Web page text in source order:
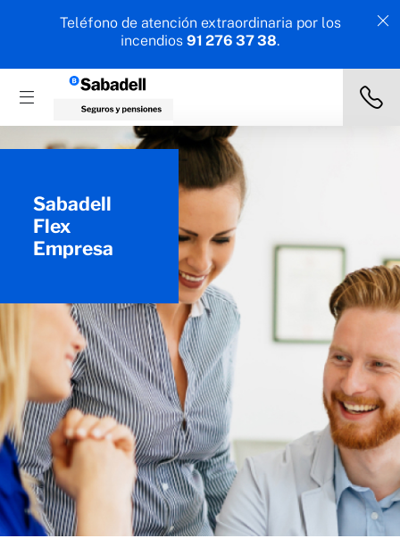
Teléfono de atención extraordinaria por los
incendios 91 276 37 38.
Sabadell
Flex
Empresa